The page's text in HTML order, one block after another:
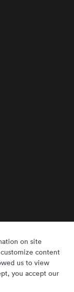
on site
content
us to view
you accept our